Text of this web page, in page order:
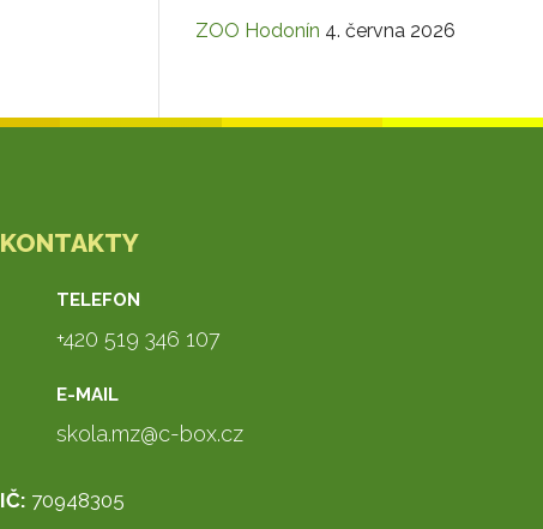
ZOO Hodonín 4. června 2026
KONTAKTY
TELEFON
+420 519 346 107
E-MAIL
skola.mz@c-box.cz
IČ: 70948305